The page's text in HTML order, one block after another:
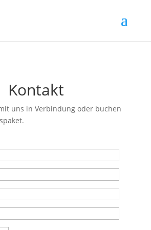
Kontakt
uns in Verbindung oder buchen
Feld leer.